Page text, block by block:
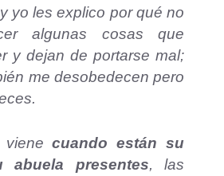
yo les explico por qué no
algunas cosas que
y dejan de portarse mal;
me desobedecen pero
vienecuando están su
presentes, las